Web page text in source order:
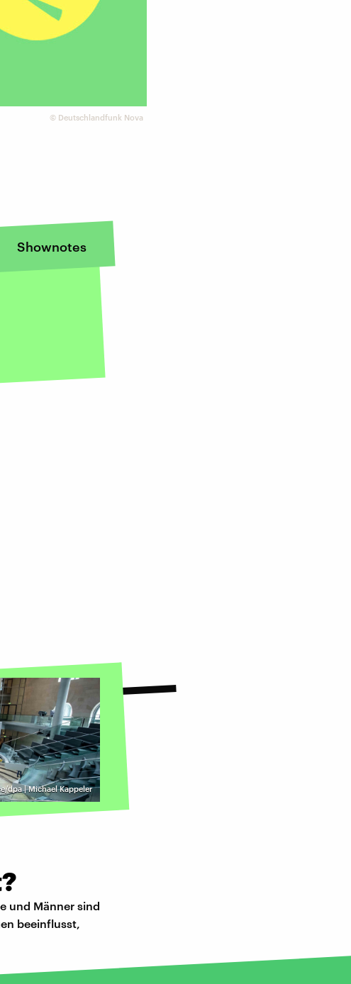
© Deutschlandfunk Nova
Shownotes
dpa | Michael Kappeler
und Männer sind
beeinflusst,